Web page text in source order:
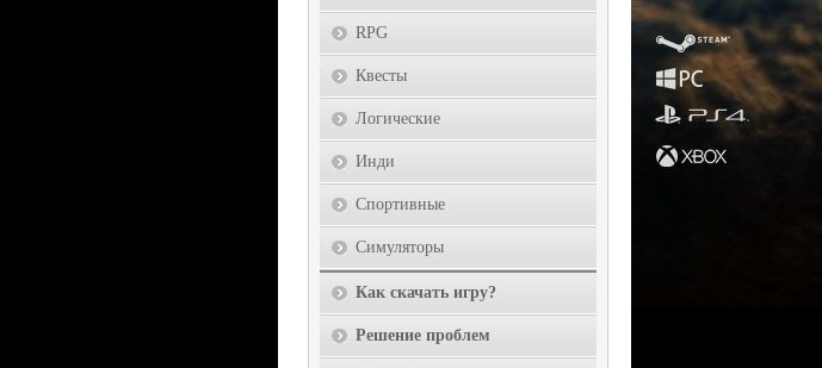
RPG
Квесты
Логические
Инди
Спортивные
Симуляторы
Как скачать игру?
Решение проблем